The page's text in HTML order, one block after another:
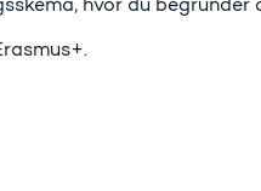
hvor du